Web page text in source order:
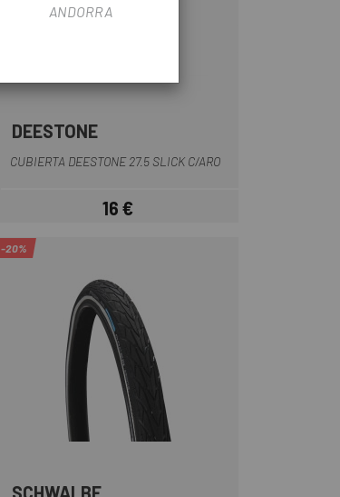
DEESTONE
CUBIERTA DEESTONE 27.5 SLICK C/ARO
Precio
16 €
-20%
SCHWALBE
ANDORRA